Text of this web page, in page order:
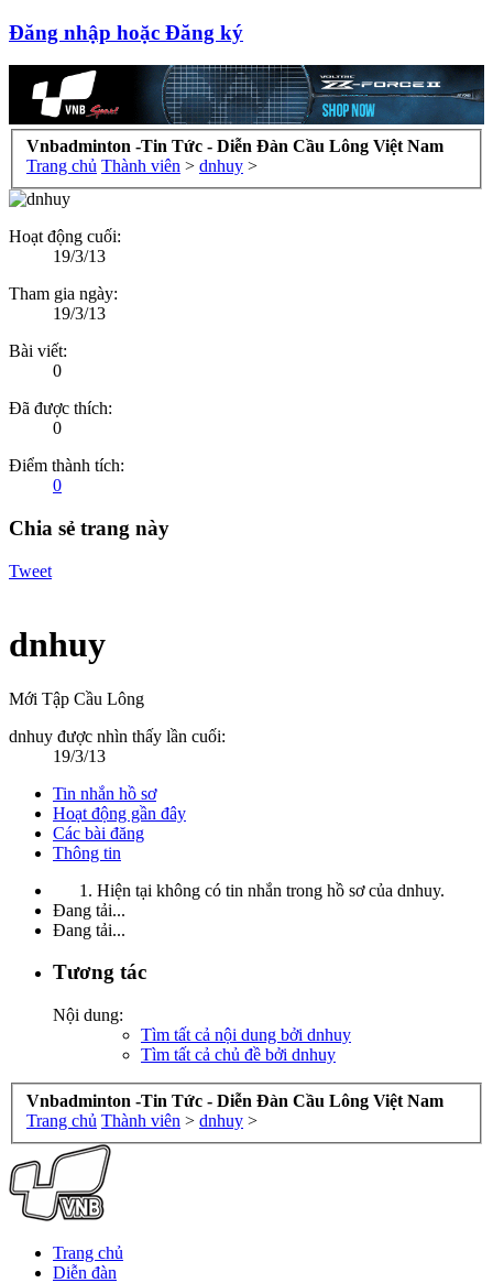
Đăng nhập hoặc Đăng ký
Vnbadminton -Tin Tức - Diễn Đàn Cầu Lông Việt Nam
Trang chủ Thành viên > dnhuy >
Hoạt động cuối:
19/3/13
Tham gia ngày:
19/3/13
Bài viết:
0
Đã được thích:
0
Điểm thành tích:
0
Chia sẻ trang này
Tweet
dnhuy
Mới Tập Cầu Lông
dnhuy được nhìn thấy lần cuối:
19/3/13
Tin nhắn hồ sơ
Hoạt động gần đây
Các bài đăng
Thông tin
Hiện tại không có tin nhắn trong hồ sơ của dnhuy.
Đang tải...
Đang tải...
Tương tác
Nội dung:
Tìm tất cả nội dung bởi dnhuy
Tìm tất cả chủ đề bởi dnhuy
Vnbadminton -Tin Tức - Diễn Đàn Cầu Lông Việt Nam
Trang chủ Thành viên > dnhuy >
Trang chủ
Diễn đàn